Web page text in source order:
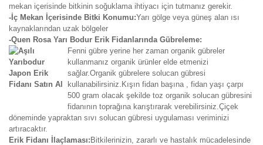
mekan içerisinde bitkinin soğuklama ihtiyacı için tutmanız gerekir.
-İç Mekan İçerisinde Bitki Konumu:Yarı gölge veya güneş alan ısı
kaynaklarından uzak bölgeler
-Quen Rosa Yarı Bodur Erik Fidanlarında Gübreleme:
Fenni gübre yerine her zaman organik gübreler
kullanmanız organik ürünler elde etmenizi
sağlar.Organik gübrelere solucan gübresi
kullanabilirsiniz.Kışın fidan başına , fidan yaşı çarpı
500 gram olacak şekilde toz organik solucan gübresini
fidanının toprağına karıştırarak verebilirsiniz.Çiçek
döneminde yapraktan sıvı solucan gübresi uygulaması veriminizi
artıracaktır.
Erik Fidanı İlaçlaması: Bitkilerinizin, zararlı ve hastalık mücadelesinde